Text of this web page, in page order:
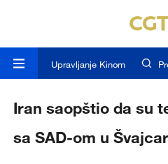
Upravljanje Kinom
Iran saopštio da su
sa SAD-om u